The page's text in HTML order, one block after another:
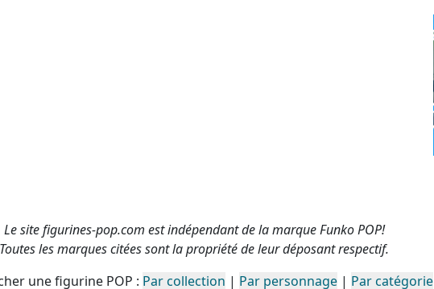
Le site figurines-pop.com est indépendant de la marque Funko POP!
Toutes les marques citées sont la propriété de leur déposant respectif.
une figurine POP : Par collection | Par personnage | Par catégorie